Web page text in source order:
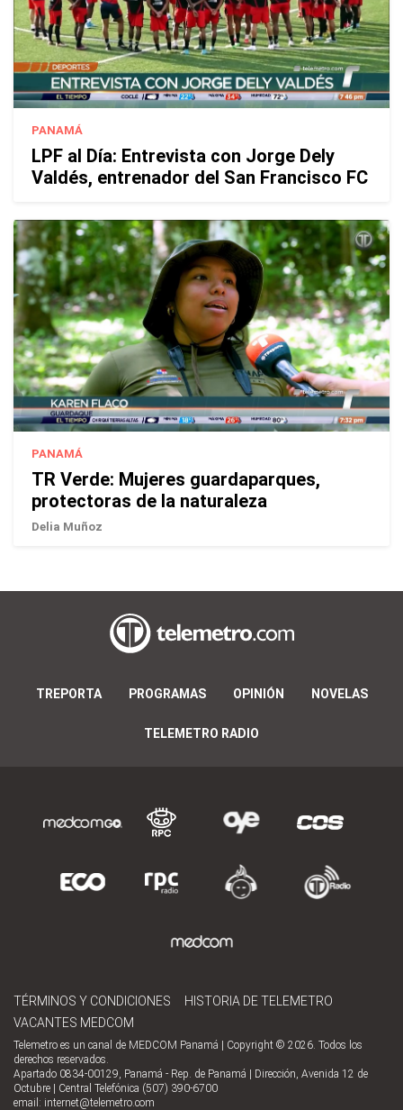
PANAMÁ
LPF al Día: Entrevista con Jorge Dely
Valdés, entrenador del San Francisco FC
PANAMÁ
TR Verde: Mujeres guardaparques,
protectoras de la naturaleza
Delia Muñoz
TREPORTA PROGRAMAS OPINIÓN NOVELAS
TELEMETRO RADIO
TÉRMINOS Y CONDICIONES
HISTORIA DE TELEMETRO
VACANTES MEDCOM
Telemetro es un canal de MEDCOM Panamá | Copyright © 2026. Todos los
derechos reservados.
Apartado 0834-00129, Panamá - Rep. de Panamá | Dirección, Avenida 12 de
Octubre | Central Telefónica (507) 390-6700
email: internet@telemetro.com